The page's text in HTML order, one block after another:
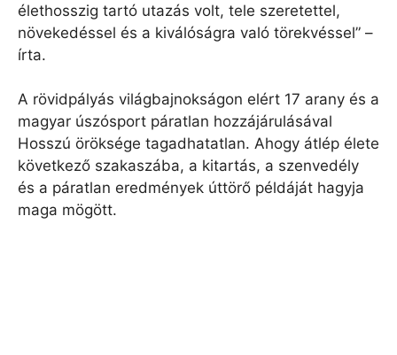
élethosszig tartó utazás volt, tele szeretettel,
növekedéssel és a kiválóságra való törekvéssel” –
írta.
A rövidpályás világbajnokságon elért 17 arany és a
magyar úszósport páratlan hozzájárulásával
Hosszú öröksége tagadhatatlan. Ahogy átlép élete
következő szakaszába, a kitartás, a szenvedély
és a páratlan eredmények úttörő példáját hagyja
maga mögött.